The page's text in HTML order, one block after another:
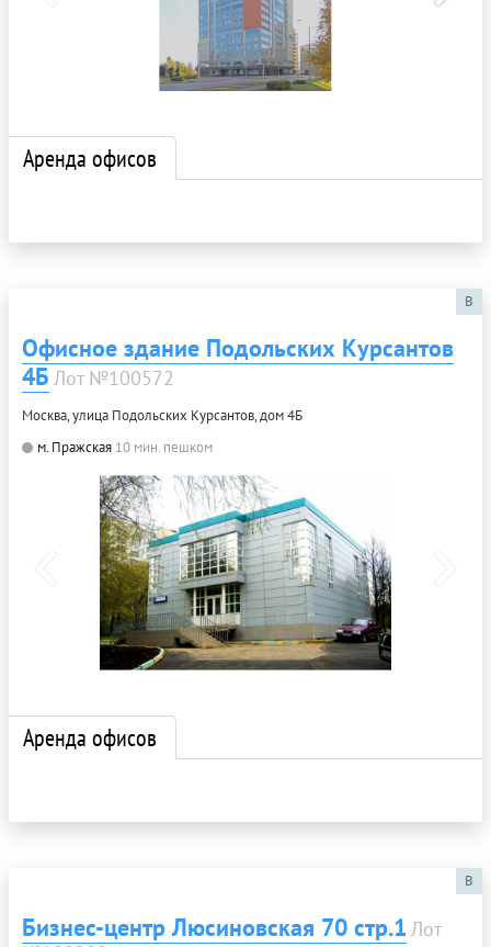
Аренда офисов
B
Офисное здание Подольских Курсантов
4Б Лот №100572
Москва, улица Подольских Курсантов, дом 4Б
м. Пражская 10 мин. пешком
Аренда офисов
B
Бизнес-центр Люсиновская 70 стр.1 Лот